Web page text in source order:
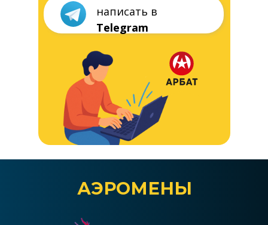
АЭРОМЕНЫ